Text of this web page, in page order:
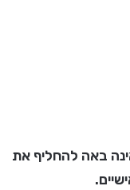
באה להחליף את